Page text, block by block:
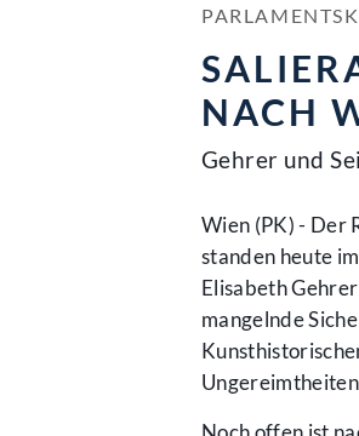
NACH
Gehrer und
Wien (PK) - Der
standen heute
Elisabeth
mangelnde